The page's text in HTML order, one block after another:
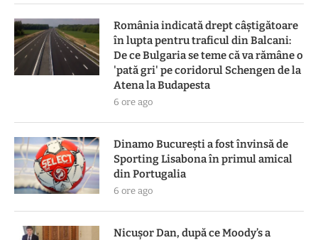
România indicată drept câștigătoare
în lupta pentru traficul din Balcani:
De ce Bulgaria se teme că va rămâne o
'pată gri' pe coridorul Schengen de la
Atena la Budapesta
6 ore ago
Dinamo București a fost învinsă de
Sporting Lisabona în primul amical
din Portugalia
6 ore ago
Nicușor Dan, după ce Moody’s a